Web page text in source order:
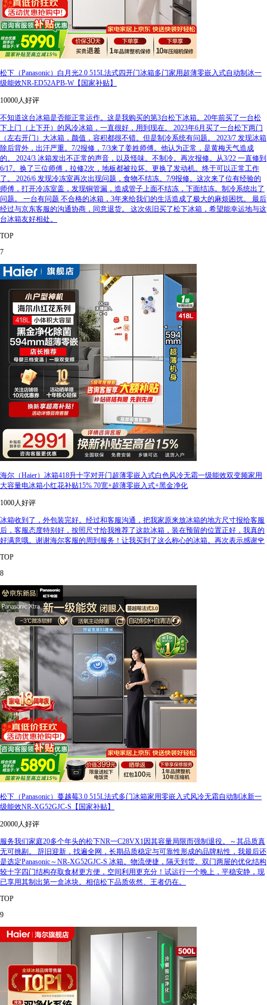
松下（Panasonic）白月光2.0 515L法式四开门冰箱多门家用超薄零嵌入式自动制冰一
级能效NR-ED52APB-W【国家补贴】
10000人好评
不知道这台冰箱是否能正常运作。这是我购买的第3台松下冰箱。20年前买了一台松
下上门（上下开）的风冷冰箱，一直很好，用到现在。 2023年6月买了一台松下两门
（左右开门）大冰箱，颜值，容积都很不错。但是制冷系统有问题。 2023/7 发现冰箱
除后背外，出汗严重。7/2报修，7/3来了姜姓师傅。他认为正常，是黄梅天气造成
的。 2024/3 冰箱发出不正常的声音，以及怪味。不制冷。再次报修。从3/22 一直修到
6/17。换了三位师傅，拉修2次，地板都被拉坏。更换了发动机。终于可以正常工作
了。 2026/6 发现冷冻室再次出现问题，食物不结冻。7/9报修。这次来了位有经验的
师傅，打开冷冻室盖，发现铜管漏，造成管子上面不结冻，下面结冻。制冷系统出了
问题。 一台有问题 不合格的冰箱，3年来给我们的生活造成了极大的麻烦困扰。 最后
经过与京东客服的沟通协商，同意退货。 这次依旧买了松下冰箱，希望能幸运地与这
台冰箱友好相处。
TOP
7
海尔（Haier）冰箱418升十字对开门超薄零嵌入式白色风冷无霜一级能效双变频家用
大容量电冰箱小红花补贴15% 70宽+超薄零嵌入式+黑金净化
1000人好评
冰箱收到了，外包装完好。经过和客服沟通，把我家原来放冰箱的地方尺寸报给客服
后，客服态度特别好，按照尺寸给我推荐了这款冰箱，装在预留的位置正好，我真的
好满意哦。谢谢海尔客服的周到服务！让我买到了这么称心的冰箱。再次表示感谢🌹
TOP
8
松下（Panasonic）蔓越莓3.0 515L法式多门冰箱家用零嵌入式风冷无霜自动制冰新一
级能效NR-XG52GJC-S【国家补贴】
20000人好评
服务我们家庭20多个年头的松下NR一C28VX1因其容量局限而强制退役。～其品质真
无可挑剔。 辞旧迎新，找遍全网，长期品质稳定与可靠性形成的品牌粘性，我最后还
是选定Panasonic～NR-XG52GJC-S 冰箱。物流便捷，隔天到货。双门两屉的优化结构
较十字四门结构存取食材更方便，空间利用更充分！试运行一个晚上，平稳安静，现
已享用其制出第一盒冰块。相信松下品质依然、王者仍在。
TOP
9